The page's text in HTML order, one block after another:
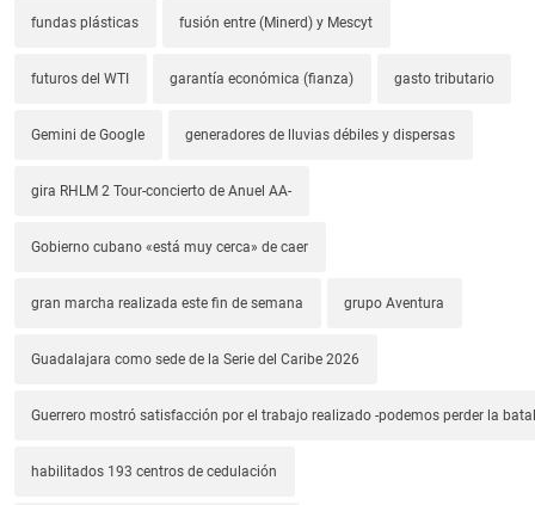
fundas plásticas fusión entre (Minerd) y Mescyt
futuros del WTI garantía económica (fianza) gasto tributario
Gemini de Google generadores de lluvias débiles y dispersas
gira RHLM 2 Tour-concierto de Anuel AA-
Gobierno cubano «está muy cerca» de caer
gran marcha realizada este fin de semana grupo Aventura
Guadalajara como sede de la Serie del Caribe 2026
Guerrero mostró satisfacción por el trabajo realizado -podemos perder la
habilitados 193 centros de cedulación